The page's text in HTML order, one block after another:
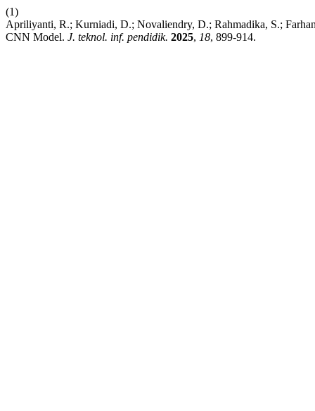
(1)
Apriliyanti, R.; Kurniadi, D.; Novaliendry, D.; Rahmadika, S.;
CNN Model. J. teknol. inf. pendidik. 2025, 18, 899-914.